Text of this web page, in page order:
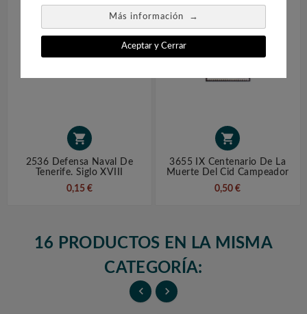
Más información →
Aceptar y Cerrar

2536 Defensa Naval De
Tenerife. Siglo XVIII
0,15 €

3655 IX Centenario De La
Muerte Del Cid Campeador
0,50 €
16 PRODUCTOS EN LA MISMA
CATEGORÍA:
 